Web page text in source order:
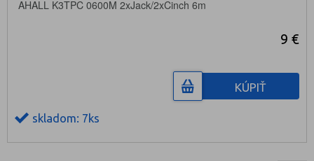
AHALL K3TPC 0600M 2xJack/2xCinch 6m
9 €
KÚPIŤ
skladom: 7ks